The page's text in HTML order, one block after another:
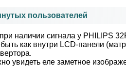
пользователей
наличии сигнала у PHILIPS
как внутри LCD-панели
увидеть еле заметное